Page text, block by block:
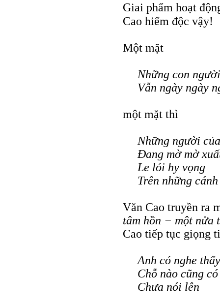
Giai phẩm hoạt
Cao hiểm độc vậy!
Một mặt
Những con
Vẫn ngày ngày
một mặt thì
Những người
Đang mờ mờ
Le lói hy vọng
Trên những
Văn Cao truyền ra
tâm hồn − một nửa
Cao tiếp tục giọng
Anh có nghe
Chỗ nào cũng
Chưa nói lên